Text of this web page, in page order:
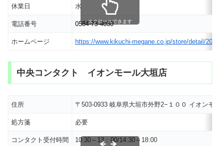
休業日 水
電話番号 0584-73-4030
ホームページ https://www.kikuchi-megane.co.jp/store/detail/
スクロールできます
中央コンタクト イオンモール大垣店
住所 〒503-0933 岐阜県大垣市外野2−１００ イオン
処方箋 必要
コンタクト受付時間 10:30～13：00/14:30～18:00